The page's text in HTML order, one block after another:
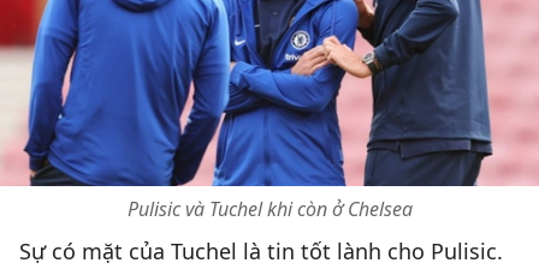
Pulisic và Tuchel khi còn ở Chelsea
Sự có mặt của Tuchel là tin tốt lành cho Pulisic.